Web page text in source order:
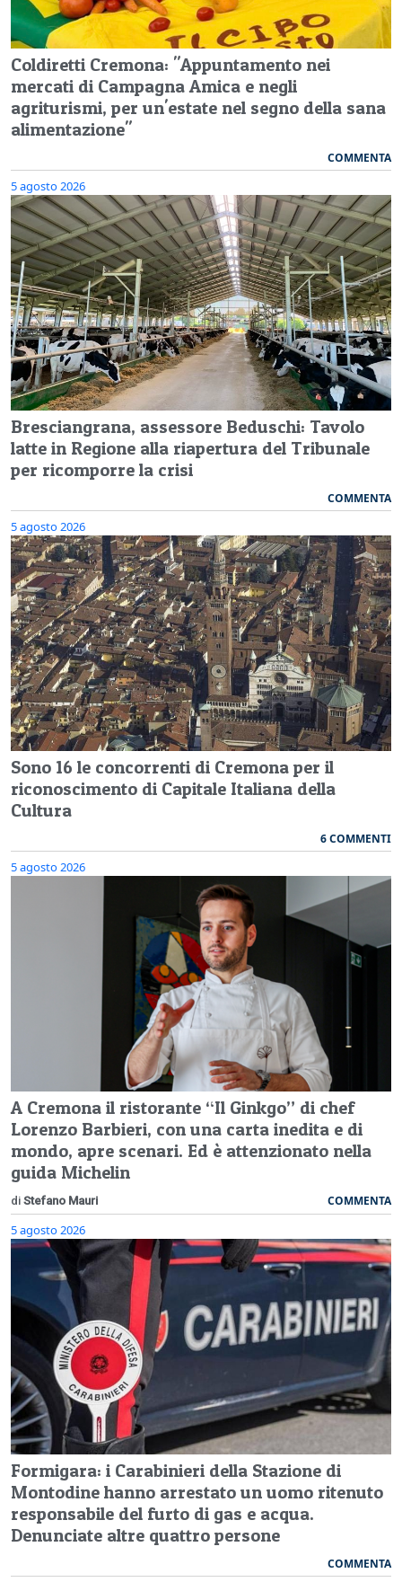
Coldiretti Cremona: "Appuntamento nei
mercati di Campagna Amica e negli
agriturismi, per un'estate nel segno della sana
alimentazione"
COMMENTA
5 agosto 2026
Bresciangrana, assessore Beduschi: Tavolo
latte in Regione alla riapertura del Tribunale
per ricomporre la crisi
COMMENTA
5 agosto 2026
Sono 16 le concorrenti di Cremona per il
riconoscimento di Capitale Italiana della
Cultura
6 COMMENTI
5 agosto 2026
A Cremona il ristorante “Il Ginkgo” di chef
Lorenzo Barbieri, con una carta inedita e di
mondo, apre scenari. Ed è attenzionato nella
guida Michelin
di Stefano Mauri COMMENTA
5 agosto 2026
Formigara: i Carabinieri della Stazione di
Montodine hanno arrestato un uomo ritenuto
responsabile del furto di gas e acqua.
Denunciate altre quattro persone
COMMENTA